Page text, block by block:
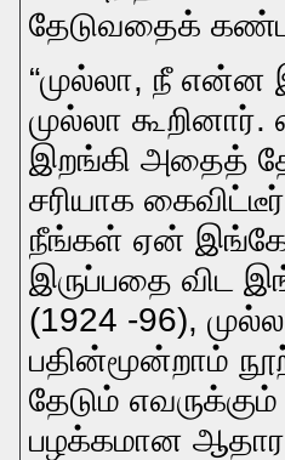
தேடுவதைக்
“முல்லா, நீ என்ன
முல்லா
இறங்கி அதைத்
சரியாக
நீங்கள் ஏன் இங்கே
இருப்பதை விட
(1924 -96),
பதின்மூன்றாம்
தேடும்
பழக்கமான